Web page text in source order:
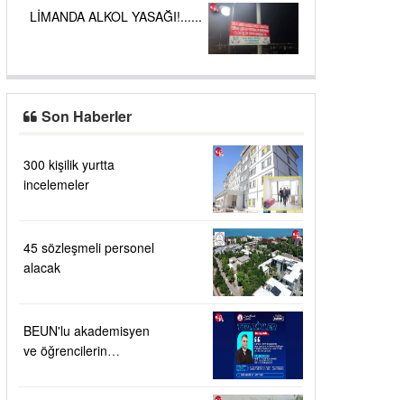
LİMANDA ALKOL YASAĞI!......
Son Haberler
300 kişilik yurtta
incelemeler
45 sözleşmeli personel
alacak
BEUN'lu akademisyen
ve öğrencilerin